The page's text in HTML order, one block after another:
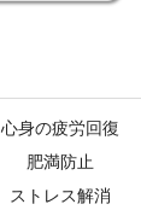
心身の疲労回復
肥満防止
ストレス解消